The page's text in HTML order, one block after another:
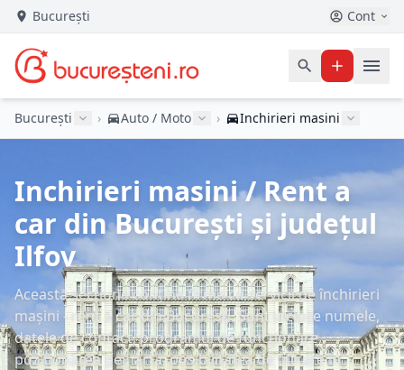
București Cont
București › Auto / Moto › Inchirieri masini
Inchirieri masini / Rent a
car din București și județul
Ilfov
Această secțiune conține firme cu servicii de închirieri
mașini - rent a car din București. Sunt incluse numele,
datele de contact, programul de funcționare,
poziționarea pe hartă, posibilitatea de filtrare în